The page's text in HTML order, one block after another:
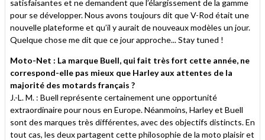
satisfaisantes et ne demandent que l’élargissement de la gamme
pour se développer. Nous avons toujours dit que V-Rod était une
nouvelle plateforme et qu’il y aurait de nouveaux modèles un jour.
Quelque chose me dit que ce jour approche... Stay tuned !
Moto-Net : La marque Buell, qui fait très fort cette année, ne
correspond-elle pas mieux que Harley aux attentes de la
majorité des motards français ?
J.-L. M. : Buell représente certainement une opportunité
extraordinaire pour nous en Europe. Néanmoins, Harley et Buell
sont des marques très différentes, avec des objectifs distincts. En
tout cas, les deux partagent cette philosophie de la moto plaisir et